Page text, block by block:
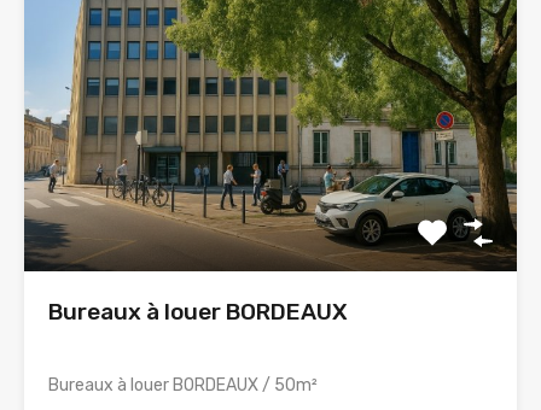
Bureaux à louer BORDEAUX
Bureaux à louer BORDEAUX / 50m²